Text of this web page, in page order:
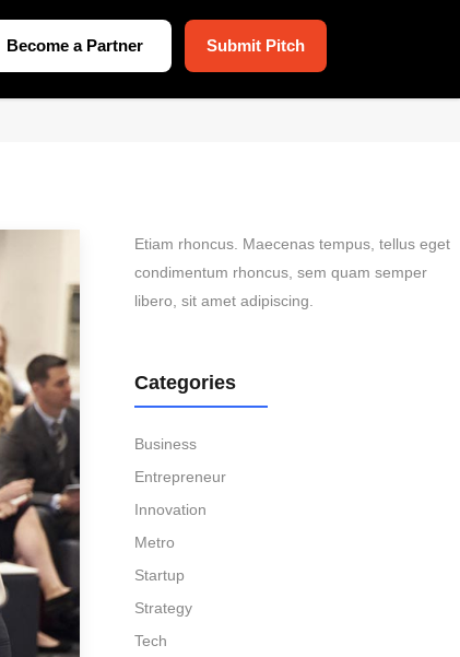
Become a Partner Submit Pitch
Etiam rhoncus. Maecenas tempus, tellus eget
condimentum rhoncus, sem quam semper
libero, sit amet adipiscing.
Categories
Business
Entrepreneur
Innovation
Metro
Startup
Strategy
Tech